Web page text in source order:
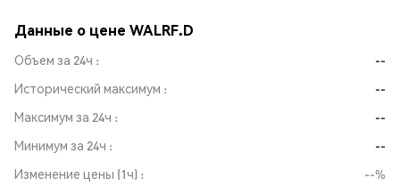
Данные о цене WALRF.D
Объем за 24ч
--
Исторический максимум
--
Максимум за 24ч
--
Минимум за 24ч
--
Изменение цены (1ч)
--%